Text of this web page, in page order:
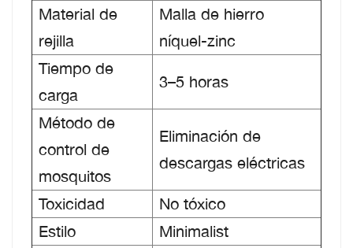
Material de
rejilla
Malla de hierro
níquel-zinc
Tiempo de
carga
3–5 horas
Método de
control de
mosquitos
Eliminación de
descargas eléctricas
Toxicidad
No tóxico
Estilo
Minimalist